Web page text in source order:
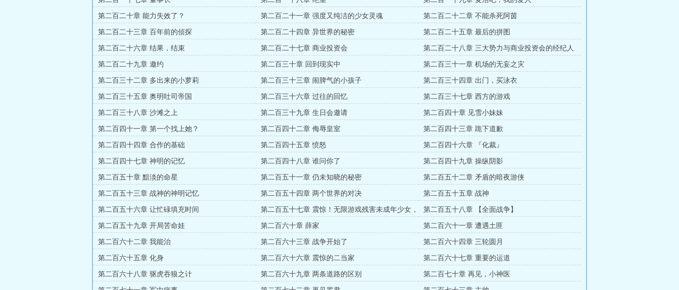
第二百二十章 能力失效了？ 第二百二十一章 强度又纯洁的少女灵魂 第二百二十二章 不能杀死阿茵
第二百二十三章 百年前的侦探 第二百二十四章 异世界的秘密 第二百二十五章 最后的拼图
第二百二十六章 结果，结束 第二百二十七章 商业投资会 第二百二十八章 三大势力与商业投资会的经纪人
第二百二十九章 邀约 第二百三十章 回到现实中 第二百三十一章 机场的无妄之灾
第二百三十二章 多出来的小萝莉 第二百三十三章 闹脾气的小孩子 第二百三十四章 出门，买泳衣
第二百三十五章 奥明吐司帝国 第二百三十六章 过往的回忆 第二百三十七章 西方的游戏
第二百三十八章 沙滩之上 第二百三十九章 生日会邀请 第二百四十章 见雪小妹妹
第二百四十一章 第一个找上她？ 第二百四十二章 侮辱皇室 第二百四十三章 跪下道歉
第二百四十四章 合作的基础 第二百四十五章 愤怒 第二百四十六章 『化裁』
第二百四十七章 神明的记忆 第二百四十八章 谁问你了 第二百四十九章 操纵阴影
第二百五十章 黯淡的命星 第二百五十一章 仍未知晓的秘密 第二百五十二章 矛盾的暗夜游侠
第二百五十三章 战神的神明记忆 第二百五十四章 两个世界的对决 第二百五十五章 战神
第二百五十六章 让忙碌填充时间
第二百五十七章 震惊！无限游戏残害未成年少女，
众多家长请求关停游戏！
第二百五十八章 【全面战争】
第二百五十九章 开局苦命娃 第二百六十章 薛家 第二百六十一章 遭遇土匪
第二百六十二章 我能治 第二百六十三章 战争开始了 第二百六十四章 三轮圆月
第二百六十五章 化身 第二百六十六章 震惊的二当家 第二百六十七章 重要的运道
第二百六十八章 驱虎吞狼之计 第二百六十九章 两条道路的区别 第二百七十章 再见，小神医